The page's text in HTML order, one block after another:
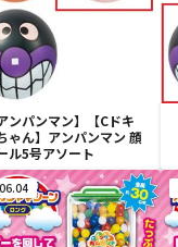
アンパンマン】【Cドキ
ゃん】アンパンマン 顔
ル5号アソート